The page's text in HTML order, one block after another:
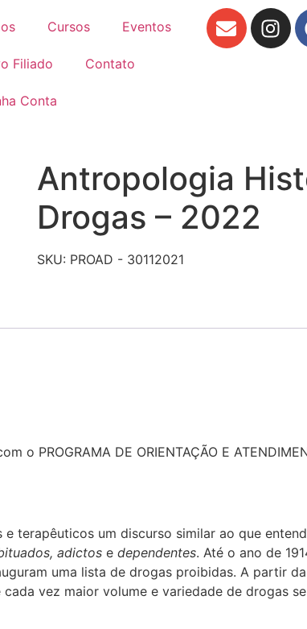
Cursos Eventos
Filiado Contato
Conta
Antropologia
Drogas – 2022
SKU: PROAD - 30112021
o PROGRAMA DE ORIENTAÇÃO E
terapêuticos um discurso similar ao que
adictos e dependentes. Até o ano de
uma lista de drogas proibidas. A partir
vez maior volume e variedade de drogas